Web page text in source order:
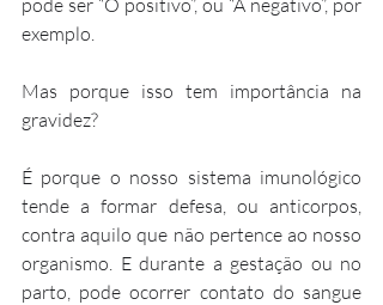
pode ser “O positivo”, ou “A negativo”, por
exemplo.
Mas porque isso tem importância na
gravidez?
É porque o nosso sistema imunológico
tende a formar defesa, ou anticorpos,
contra aquilo que não pertence ao nosso
organismo. E durante a gestação ou no
parto, pode ocorrer contato do sangue